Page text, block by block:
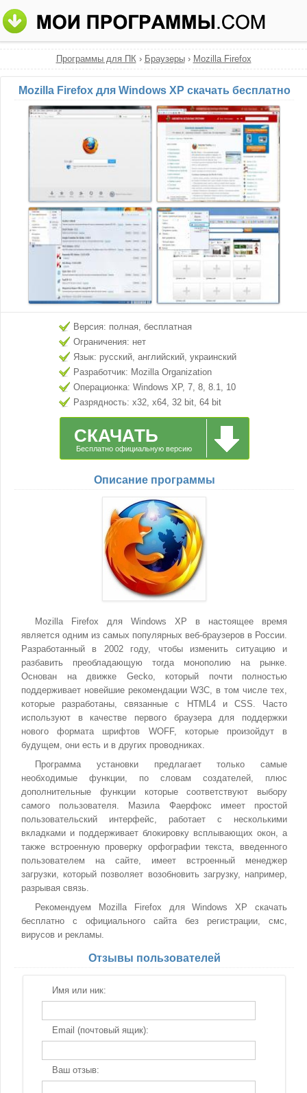
Программы для ПК› Браузеры› Mozilla Firefox
Mozilla Firefox для Windows XP скачать бесплатно
Версия: полная, бесплатная
Ограничения: нет
Язык: русский, английский, украинский
Разработчик: Mozilla Organization
Операционка: Windows XP, 7, 8, 8.1, 10
Разрядность: x32, x64, 32 bit, 64 bit
СКАЧАТЬ
Бесплатно официальную версию
Описание программы
Mozilla Firefox для Windows XP в настоящее время
является одним из самых популярных веб-браузеров в России.
Разработанный в 2002 году, чтобы изменить ситуацию и
разбавить преобладающую тогда монополию на рынке.
Основан на движке Gecko, который почти полностью
поддерживает новейшие рекомендации W3C, в том числе тех,
которые разработаны, связанные с HTML4 и CSS. Часто
используют в качестве первого браузера для поддержки
нового формата шрифтов WOFF, которые произойдут в
будущем, они есть и в других проводниках.
Программа установки предлагает только самые
необходимые функции, по словам создателей, плюс
дополнительные функции которые соответствуют выбору
самого пользователя. Мазила Фаерфокс имеет простой
пользовательский интерфейс, работает с несколькими
вкладками и поддерживает блокировку всплывающих окон, а
также встроенную проверку орфографии текста, введенного
пользователем на сайте, имеет встроенный менеджер
загрузки, который позволяет возобновить загрузку, например,
разрывая связь.
Рекомендуем Mozilla Firefox для Windows XP скачать
бесплатно с официального сайта без регистрации, смс,
вирусов и рекламы.
Отзывы пользователей
Имя или ник:
Email (почтовый ящик):
Ваш отзыв: